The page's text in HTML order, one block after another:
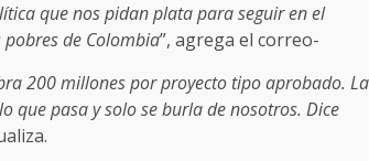
que nos pidan plata para seguir en el
pobres de Colombia”, agrega el correo-
200 millones por proyecto tipo aprobado. La
que pasa y solo se burla de nosotros. Dice